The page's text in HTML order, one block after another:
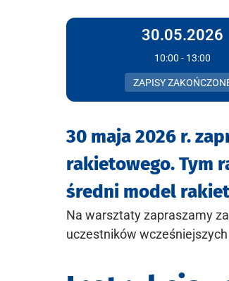
30.05.2026
10:00 - 13:00
ZAPISY
30 maja 2026 r.
rakietowego. Tym
średni model
Na warsztaty zapraszamy
uczestników